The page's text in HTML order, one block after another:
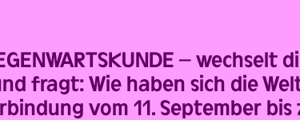
– wechselt
fragt: Wie haben sich die
vom 11. September